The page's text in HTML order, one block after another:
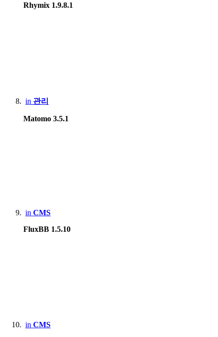
Rhymix 1.9.8.1
in 관리
Matomo 3.5.1
in CMS
FluxBB 1.5.10
in CMS